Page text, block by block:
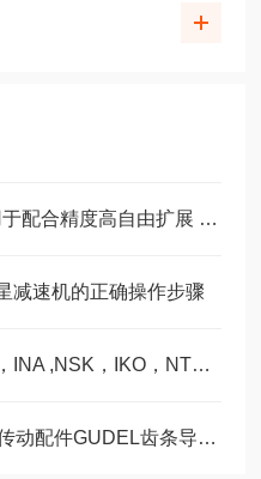
STOBER 驱动系统可以适用于配合精度高自由扩展 – 方案。 ‍
减速机的正确操作步骤
机床自动化轴承SKF，FAG，INA ,NSK，IKO，NTN选型订购福业
滚轮轴承ROLLON伸缩滑轨传动配件GUDEL齿条导轨福业选购